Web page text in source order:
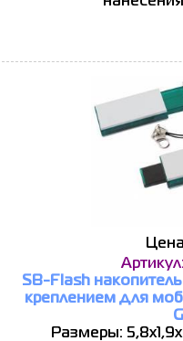
SB-Flash
креплением для
Размеры: